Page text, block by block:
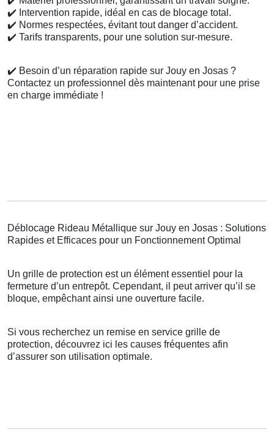
✔️ Intervention rapide, idéal en cas de blocage total.
✔️ Normes respectées, évitant tout danger d’accident.
✔️ Tarifs transparents, pour une solution sur-mesure.
✔️ Besoin d’un réparation rapide sur Jouy en Josas ?
Contactez un professionnel dès maintenant pour une prise
en charge immédiate !
Déblocage Rideau Métallique sur Jouy en Josas : Solutions
Rapides et Efficaces pour un Fonctionnement Optimal
Un grille de protection est un élément essentiel pour la
fermeture d’un entrepôt. Cependant, il peut arriver qu’il se
bloque, empêchant ainsi une ouverture facile.
Si vous recherchez un remise en service grille de
protection, découvrez ici les causes fréquentes afin
d’assurer son utilisation optimale.